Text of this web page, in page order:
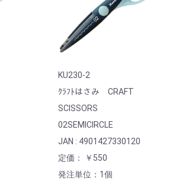
KU230-2
ｸﾗﾌﾄはさみ CRAFT
SCISSORS
02SEMICIRCLE
JAN : 4901427330120
定価： ￥550
発注単位：1個